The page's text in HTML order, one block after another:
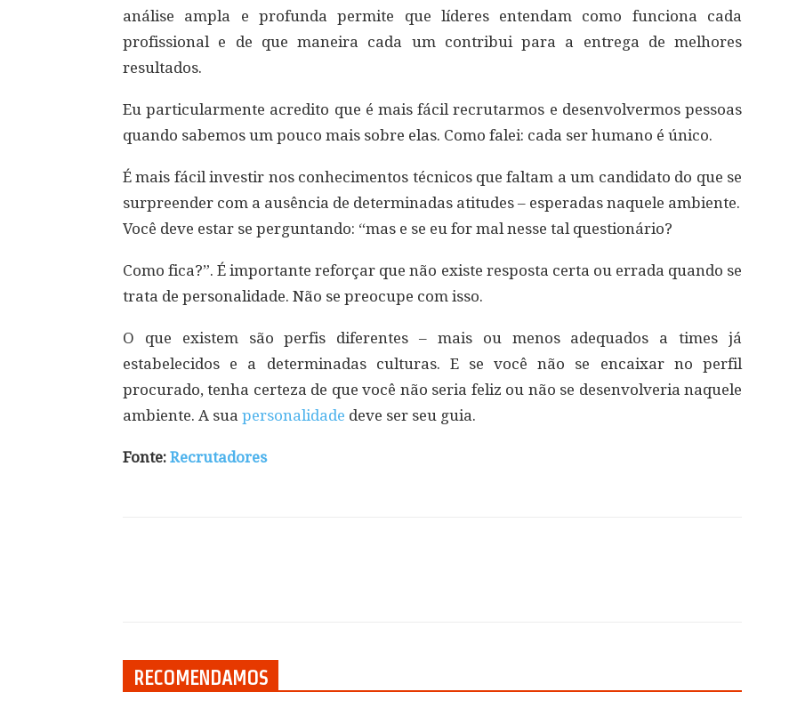
análise ampla e profunda permite que líderes entendam como funciona cada
profissional e de que maneira cada um contribui para a entrega de melhores
resultados.
Eu particularmente acredito que é mais fácil recrutarmos e desenvolvermos pessoas
quando sabemos um pouco mais sobre elas. Como falei: cada ser humano é único.
É mais fácil investir nos conhecimentos técnicos que faltam a um candidato do que se
surpreender com a ausência de determinadas atitudes – esperadas naquele ambiente.
Você deve estar se perguntando: “mas e se eu for mal nesse tal questionário?
Como fica?”. É importante reforçar que não existe resposta certa ou errada quando se
trata de personalidade. Não se preocupe com isso.
O que existem são perfis diferentes – mais ou menos adequados a times já
estabelecidos e a determinadas culturas. E se você não se encaixar no perfil
procurado, tenha certeza de que você não seria feliz ou não se desenvolveria naquele
ambiente. A sua personalidade deve ser seu guia.
Fonte: Recrutadores
RECOMENDAMOS